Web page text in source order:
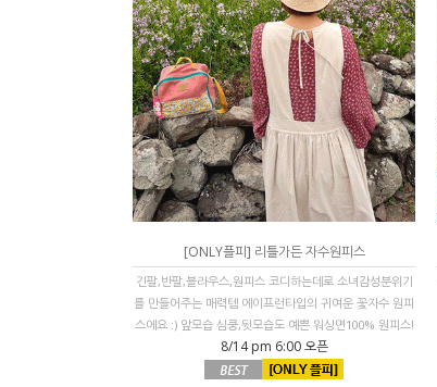
[ONLY플피] 리틀가든 자수원피스
긴팔,반팔,블라우스,원피스 코디하는데로 소녀감성분위기
를 만들어주는 매력템 에이프런타입의 귀여운 꽃자수 원피
스에요 :) 앞모습 심쿵,뒷모습도 예쁜 워싱면100% 원피스!
8/14 pm 6:00 오픈